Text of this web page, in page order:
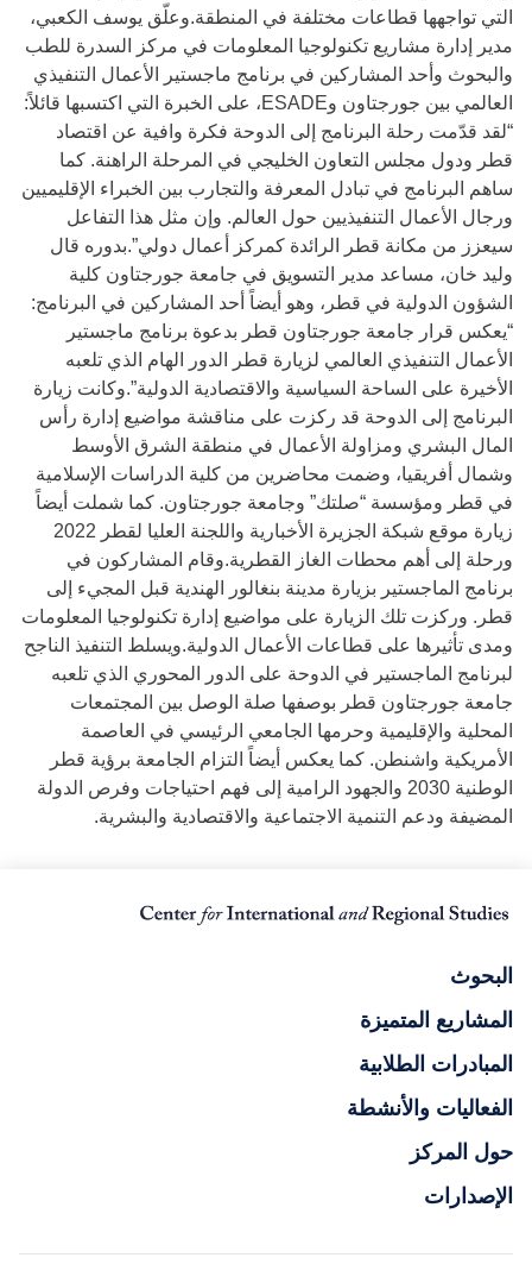
التي تواجهها قطاعات مختلفة في المنطقة.وعلّق يوسف الكعبي،
مدير إدارة مشاريع تكنولوجيا المعلومات في مركز السدرة للطب
والبحوث وأحد المشاركين في برنامج ماجستير الأعمال التنفيذي
العالمي بين جورجتاون وESADE، على الخبرة التي اكتسبها قائلاً:
“لقد قدّمت رحلة البرنامج إلى الدوحة فكرة وافية عن اقتصاد
قطر ودول مجلس التعاون الخليجي في المرحلة الراهنة. كما
ساهم البرنامج في تبادل المعرفة والتجارب بين الخبراء الإقليميين
ورجال الأعمال التنفيذيين حول العالم. وإن مثل هذا التفاعل
سيعزز من مكانة قطر الرائدة كمركز أعمال دولي”.بدوره قال
وليد خان، مساعد مدير التسويق في جامعة جورجتاون كلية
الشؤون الدولية في قطر، وهو أيضاً أحد المشاركين في البرنامج:
“يعكس قرار جامعة جورجتاون قطر بدعوة برنامج ماجستير
الأعمال التنفيذي العالمي لزيارة قطر الدور الهام الذي تلعبه
الأخيرة على الساحة السياسية والاقتصادية الدولية”.وكانت زيارة
البرنامج إلى الدوحة قد ركزت على مناقشة مواضيع إدارة رأس
المال البشري ومزاولة الأعمال في منطقة الشرق الأوسط
وشمال أفريقيا، وضمت محاضرين من كلية الدراسات الإسلامية
في قطر ومؤسسة “صلتك” وجامعة جورجتاون. كما شملت أيضاً
زيارة موقع شبكة الجزيرة الأخبارية واللجنة العليا لقطر 2022
ورحلة إلى أهم محطات الغاز القطرية.وقام المشاركون في
برنامج الماجستير بزيارة مدينة بنغالور الهندية قبل المجيء إلى
قطر. وركزت تلك الزيارة على مواضيع إدارة تكنولوجيا المعلومات
ومدى تأثيرها على قطاعات الأعمال الدولية.ويسلط التنفيذ الناجح
لبرنامج الماجستير في الدوحة على الدور المحوري الذي تلعبه
جامعة جورجتاون قطر بوصفها صلة الوصل بين المجتمعات
المحلية والإقليمية وحرمها الجامعي الرئيسي في العاصمة
الأمريكية واشنطن. كما يعكس أيضاً التزام الجامعة برؤية قطر
الوطنية 2030 والجهود الرامية إلى فهم احتياجات وفرص الدولة
المضيفة ودعم التنمية الاجتماعية والاقتصادية والبشرية.
البحوث
المشاريع المتميزة
المبادرات الطلابية
الفعاليات والأنشطة
حول المركز
الإصدارات